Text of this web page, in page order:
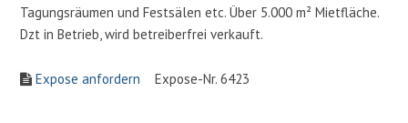
Tagungsräumen und Festsälen etc. Über 5.000 m² Mietfläche.
Dzt in Betrieb, wird betreiberfrei verkauft.
Expose anfordern Expose-Nr. 6423